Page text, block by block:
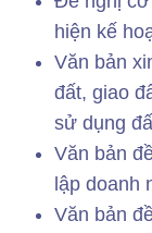
hiện kế
Văn bản
đất, giao
sử dụng
Văn bản
lập doanh
Văn bản